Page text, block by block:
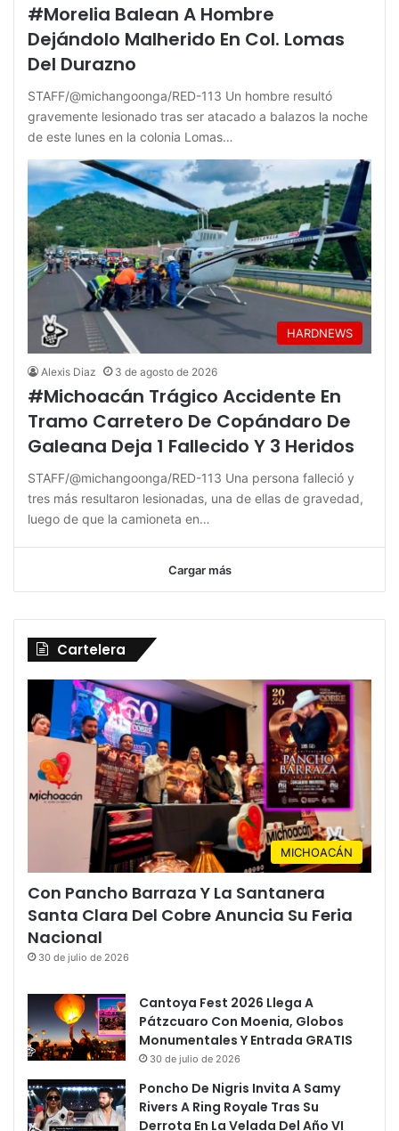
#Morelia Balean A Hombre
Dejándolo Malherido En Col. Lomas
Del Durazno
STAFF/@michangoonga/RED-113 Un hombre resultó
gravemente lesionado tras ser atacado a balazos la noche
de este lunes en la colonia Lomas…
HARDNEWS
Alexis Diaz 3 de agosto de 2026
#Michoacán Trágico Accidente En
Tramo Carretero De Copándaro De
Galeana Deja 1 Fallecido Y 3 Heridos
STAFF/@michangoonga/RED-113 Una persona falleció y
tres más resultaron lesionadas, una de ellas de gravedad,
luego de que la camioneta en…
Cargar más
Cartelera
MICHOACÁN
Con Pancho Barraza Y La Santanera
Santa Clara Del Cobre Anuncia Su Feria
Nacional
30 de julio de 2026
Cantoya Fest 2026 Llega A
Pátzcuaro Con Moenia, Globos
Monumentales Y Entrada GRATIS
30 de julio de 2026
Poncho De Nigris Invita A Samy
Rivers A Ring Royale Tras Su
Derrota En La Velada Del Año VI